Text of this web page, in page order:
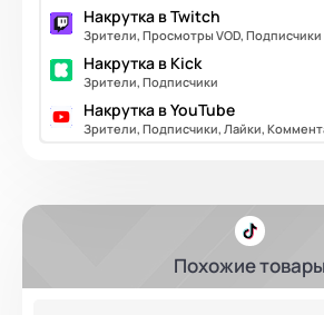
Накрутка в Twitch
Зрители, Просмотры VOD, Подписчики
Накрутка в Kick
Зрители, Подписчики
Накрутка в YouTube
Зрители, Подписчики, Лайки,
Похожие товары